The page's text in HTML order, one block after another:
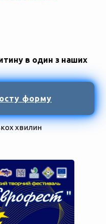
в один з наших
форму
хвилин